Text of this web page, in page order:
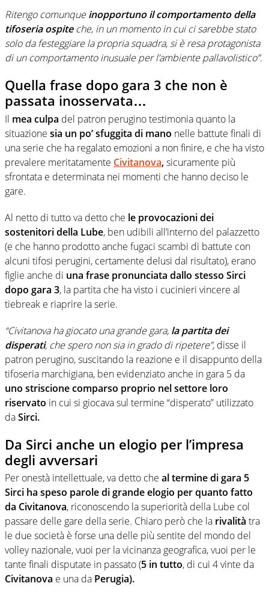
Ritengo comunqueinopportuno il comportamento della
tifoseria ospiteche, in un momento in cui ci sarebbe stato
solo da festeggiare la propria squadra, si è resa protagonista
di un comportamento inusuale per l’ambiente pallavolistico”.
Quella frase dopo gara 3 che non è
passata inosservata…
Il mea culpa del patron perugino testimonia quanto la
situazione sia un po’ sfuggita di mano nelle battute finali di
una serie che ha regalato emozioni a non finire, e che ha visto
prevalere meritatamente Civitanova,sicuramente più
sfrontata e determinata nei momenti che hanno deciso le
gare.
Al netto di tutto va detto che le provocazioni dei
sostenitori della Lube, ben udibili all’interno del palazzetto
(e che hanno prodotto anche fugaci scambi di battute con
alcuni tifosi perugini, certamente delusi dal risultato), erano
figlie anche di una frase pronunciata dallo stesso Sirci
dopo gara 3, la partita che ha visto i cucinieri vincere al
tiebreak e riaprire la serie.
“Civitanova ha giocato una grande gara, la partita dei
disperati, che spero non sia in grado di ripetere”, disse il
patron perugino, suscitando la reazione e il disappunto della
tifoseria marchigiana, ben evidenziato anche in gara 5 da
uno striscione comparso proprio nel settore loro
riservato in cui si giocava sul termine “disperato” utilizzato
daSirci.
Da Sirci anche un elogio per l’impresa
degli avversari
Per onestà intellettuale, va detto che al termine di gara 5
Sirci ha speso parole di grande elogio per quanto fatto
da Civitanova, riconoscendo la superiorità della Lube col
passare delle gare della serie. Chiaro però che la rivalità tra
le due società è forse una delle più sentite del mondo del
volley nazionale, vuoi per la vicinanza geografica, vuoi per le
tante finali disputate in passato (5 in tutto, di cui 4 vinte da
Civitanova e una da Perugia).